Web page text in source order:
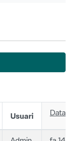
Usuari Data